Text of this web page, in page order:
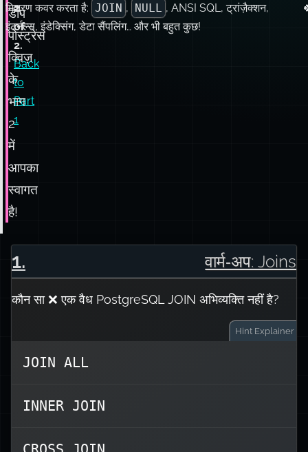
2
of
2.
Back
to
Part
1
डीप
पोस्ट्रेस
क्विज़
के
भाग
2
में
आपका
स्वागत
है!
मिश्रण कवर करता है: JOIN , NULL
, ANSI SQL, ट्रांज़ैक्शन,
इंटर्नल्स, इंडेक्सिंग, डेटा सैंपलिंग… और भी बहुत कुछ!
1. वार्म‑अप: Joins
कौन सा ❌ एक वैध PostgreSQL JOIN अभिव्यक्ति नहीं है?
Hint Explainer
JOIN ALL
INNER JOIN